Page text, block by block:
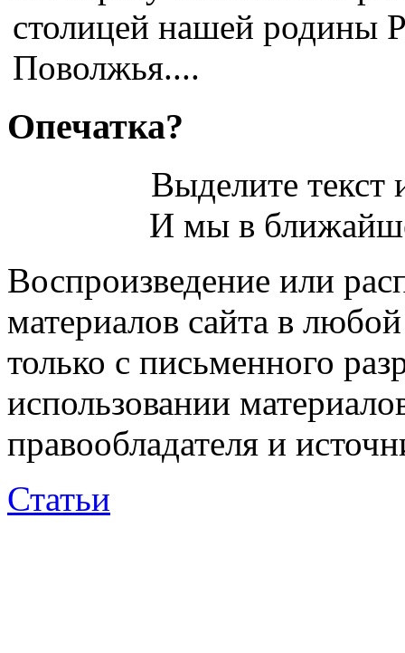
столицей нашей родины
Поволжья....
Опечатка?
Выделите
И мы в
Воспроизведение или
материалов сайта в
только с письменного
использовании
правообладателя и
Статьи